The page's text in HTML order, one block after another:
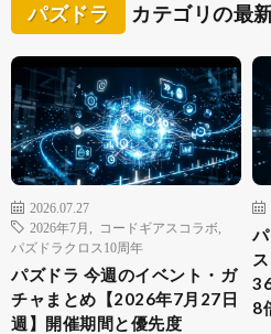
パズドラ カテゴリの最
2026.07.27
2026年7月
コードギアスコラボ
パズドラクロス10周年
パズドラ 今週のイベント・ガ
チャまとめ【2026年7月27日
週】開催期間と優先度
8